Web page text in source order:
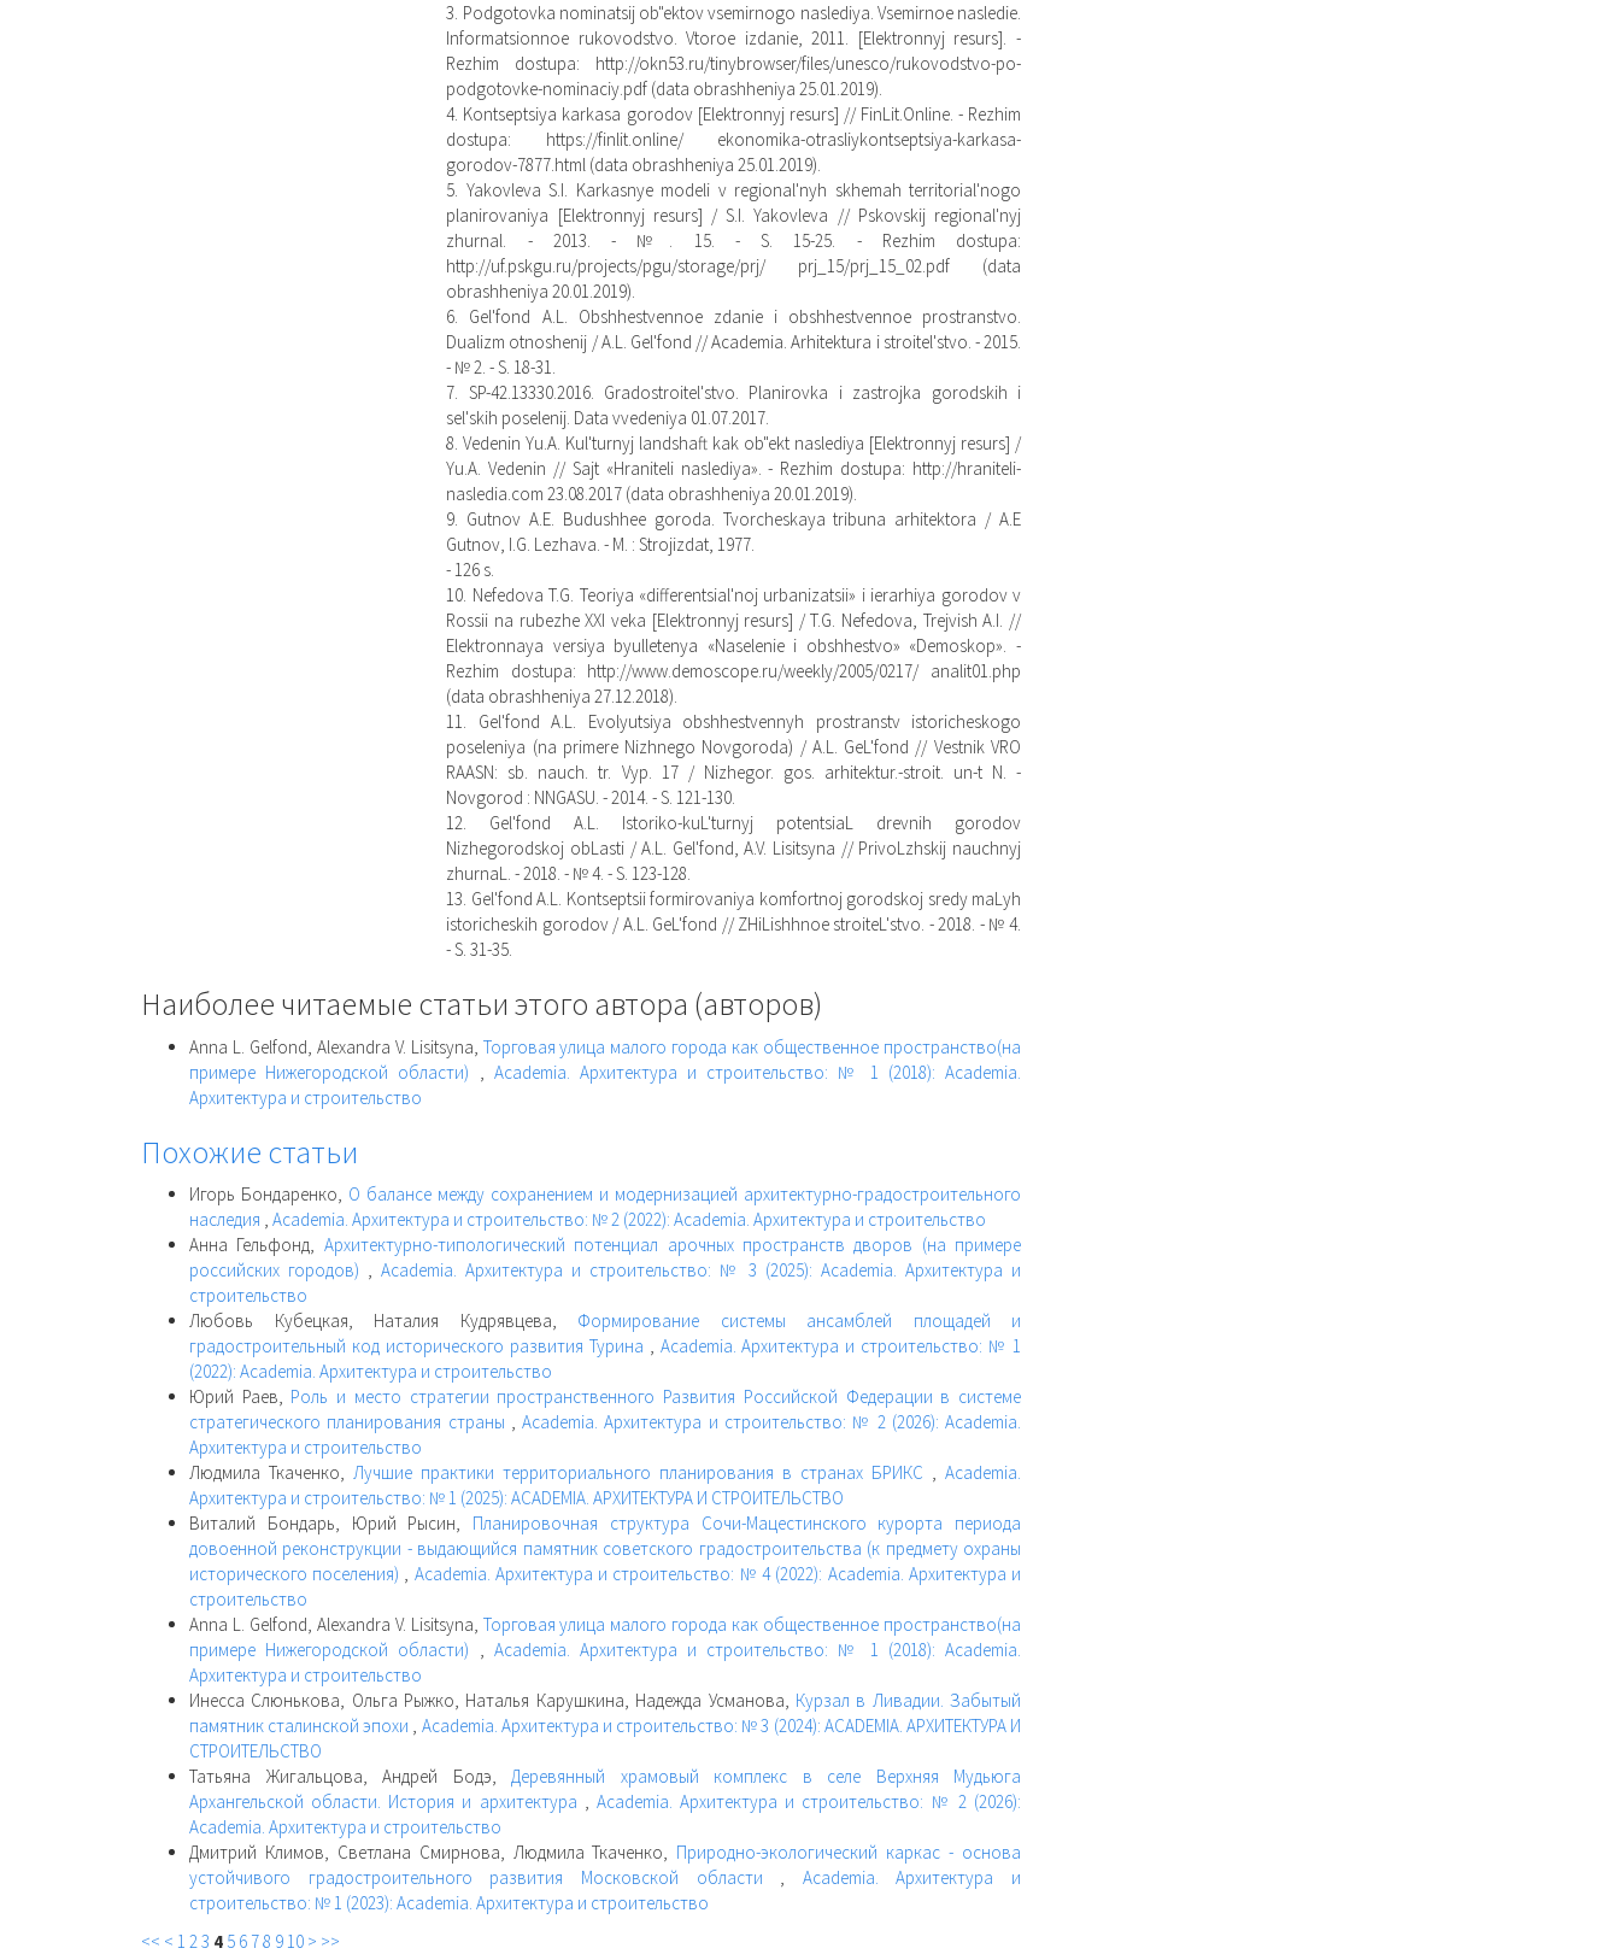
3. Podgotovka nominatsij ob"ektov vsemirnogo naslediya. Vsemirnoe nasledie.
Informatsionnoe rukovodstvo. Vtoroe izdanie, 2011. [Elektronnyj resurs]. -
Rezhim dostupa: http://okn53.ru/tinybrowser/files/unesco/rukovodstvo-po-
podgotovke-nominaciy.pdf (data obrashheniya 25.01.2019).
4. Kontseptsiya karkasa gorodov [Elektronnyj resurs] // FinLit.Online. - Rezhim
dostupa: https://finlit.online/ ekonomika-otrasliykontseptsiya-karkasa-
gorodov-7877.html (data obrashheniya 25.01.2019).
5. Yakovleva S.I. Karkasnye modeli v regional'nyh skhemah territorial'nogo
planirovaniya [Elektronnyj resurs] / S.I. Yakovleva // Pskovskij regional'nyj
zhurnal. - 2013. - №. 15. - S. 15-25. - Rezhim dostupa:
http://uf.pskgu.ru/projects/pgu/storage/prj/ prj_15/prj_15_02.pdf (data
obrashheniya 20.01.2019).
6. Gel'fond A.L. Obshhestvennoe zdanie i obshhestvennoe prostranstvo.
Dualizm otnoshenij / A.L. Gel'fond // Academia. Arhitektura i stroitel'stvo. - 2015.
- № 2. - S. 18-31.
7. SP-42.13330.2016. Gradostroitel'stvo. Planirovka i zastrojka gorodskih i
sel'skih poselenij. Data vvedeniya 01.07.2017.
8. Vedenin Yu.A. Kul'turnyj landshaft kak ob"ekt naslediya [Elektronnyj resurs] /
Yu.A. Vedenin // Sajt «Hraniteli naslediya». - Rezhim dostupa: http://hraniteli-
nasledia.com 23.08.2017 (data obrashheniya 20.01.2019).
9. Gutnov A.E. Budushhee goroda. Tvorcheskaya tribuna arhitektora / A.E
Gutnov, I.G. Lezhava. - M. : Strojizdat, 1977.
- 126 s.
10. Nefedova T.G. Teoriya «differentsial'noj urbanizatsii» i ierarhiya gorodov v
Rossii na rubezhe XXI veka [Elektronnyj resurs] / T.G. Nefedova, Trejvish A.I. //
Elektronnaya versiya byulletenya «Naselenie i obshhestvo» «Demoskop». -
Rezhim dostupa: http://www.demoscope.ru/weekly/2005/0217/ analit01.php
(data obrashheniya 27.12.2018).
11. Gel'fond A.L. Evolyutsiya obshhestvennyh prostranstv istoricheskogo
poseleniya (na primere Nizhnego Novgoroda) / A.L. GeL'fond // Vestnik VRO
RAASN: sb. nauch. tr. Vyp. 17 / Nizhegor. gos. arhitektur.-stroit. un-t N. -
Novgorod : NNGASU. - 2014. - S. 121-130.
12. Gel'fond A.L. Istoriko-kuL'turnyj potentsiaL drevnih gorodov
Nizhegorodskoj obLasti / A.L. Gel'fond, A.V. Lisitsyna // PrivoLzhskij nauchnyj
zhurnaL. - 2018. - № 4. - S. 123-128.
13. Gel'fond A.L. Kontseptsii formirovaniya komfortnoj gorodskoj sredy maLyh
istoricheskih gorodov / A.L. GeL'fond // ZHiLishhnoe stroiteL'stvo. - 2018. - № 4.
- S. 31-35.
Наиболее читаемые статьи этого автора (авторов)
Anna L. Gelfond, Alexandra V. Lisitsyna, Торговая улица малого города как общественное пространство(на
примере Нижегородской области)
Academia. Архитектура и строительство: № 1 (2018): Academia.
Архитектура и строительство
Похожие статьи
Игорь Бондаренко, О балансе между сохранением и модернизацией архитектурно-градостроительного
наследия , Academia. Архитектура и строительство: № 2 (2022): Academia. Архитектура и строительство
Анна Гельфонд, Архитектурно-типологический потенциал арочных пространств дворов (на примере
российских городов) , Academia. Архитектура и строительство: № 3 (2025): Academia. Архитектура и
строительство
Любовь Кубецкая, Наталия Кудрявцева, Формирование системы ансамблей площадей и
градостроительный код исторического развития Турина , Academia. Архитектура и строительство: № 1
(2022): Academia. Архитектура и строительство
Юрий Раев, Роль и место стратегии пространственного Развития Российской Федерации в системе
стратегического планирования страны , Academia. Архитектура и строительство: № 2 (2026): Academia.
Архитектура и строительство
Людмила Ткаченко, Лучшие практики территориального планирования в странах БРИКС , Academia.
Архитектура и строительство: № 1 (2025): ACADEMIA. АРХИТЕКТУРА И СТРОИТЕЛЬСТВО
Виталий Бондарь, Юрий Рысин, Планировочная структура Сочи-Мацестинского курорта периода
довоенной реконструкции - выдающийся памятник советского градостроительства (к предмету охраны
исторического поселения) , Academia. Архитектура и строительство: № 4 (2022): Academia. Архитектура и
строительство
Anna L. Gelfond, Alexandra V. Lisitsyna, Торговая улица малого города как общественное пространство(на
примере Нижегородской области) , Academia. Архитектура и строительство: № 1 (2018): Academia.
Архитектура и строительство
Инесса Слюнькова, Ольга Рыжко, Наталья Карушкина, Надежда Усманова, Курзал в Ливадии. Забытый
памятник сталинской эпохи , Academia. Архитектура и строительство: № 3 (2024): ACADEMIA. АРХИТЕКТУРА И
СТРОИТЕЛЬСТВО
Татьяна Жигальцова, Андрей Бодэ, Деревянный храмовый комплекс в селе Верхняя Мудьюга
Архангельской области. История и архитектура , Academia. Архитектура и строительство: № 2 (2026):
Academia. Архитектура и строительство
Дмитрий Климов, Светлана Смирнова, Людмила Ткаченко, Природно-экологический каркас - основа
устойчивого градостроительного развития Московской области , Academia. Архитектура и
строительство: № 1 (2023): Academia. Архитектура и строительство
<< < 1 2 3 4 5 6 78 9 10 > >>